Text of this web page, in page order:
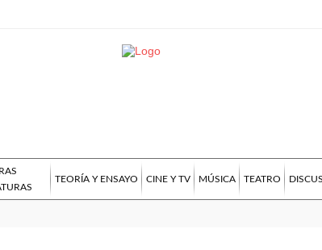
TEORÍA Y ENSAYO CINE Y TV MÚSICA TEATRO